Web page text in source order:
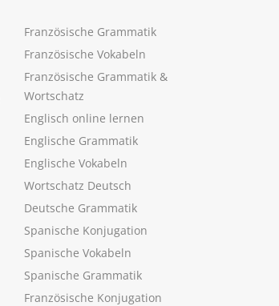
Französische Grammatik
Französische Vokabeln
Französische Grammatik &
Wortschatz
Englisch online lernen
Englische Grammatik
Englische Vokabeln
Wortschatz Deutsch
Deutsche Grammatik
Spanische Konjugation
Spanische Vokabeln
Spanische Grammatik
Französische Konjugation